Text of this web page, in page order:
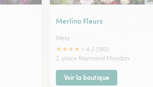
Merlino Fleurs
Metz
★★★★
4.3 (190)
2, place Raymond Mondon
Voir la boutique